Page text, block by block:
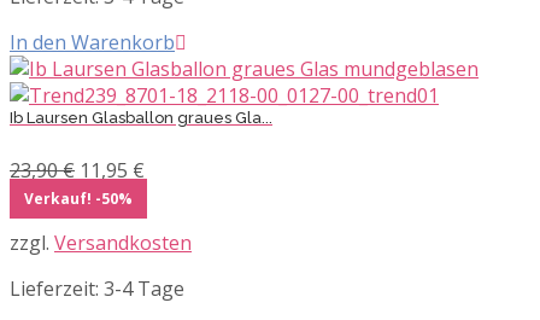
In den Warenkorb
Ib Laursen Glasballon graues Gla...
23,90€ Ursprünglicher
Preis
war:
23,90 €
11,95 €
ist:
11,95 €.
Verkauf! -50%
zzgl. Versandkosten
Lieferzeit: 3-4 Tage